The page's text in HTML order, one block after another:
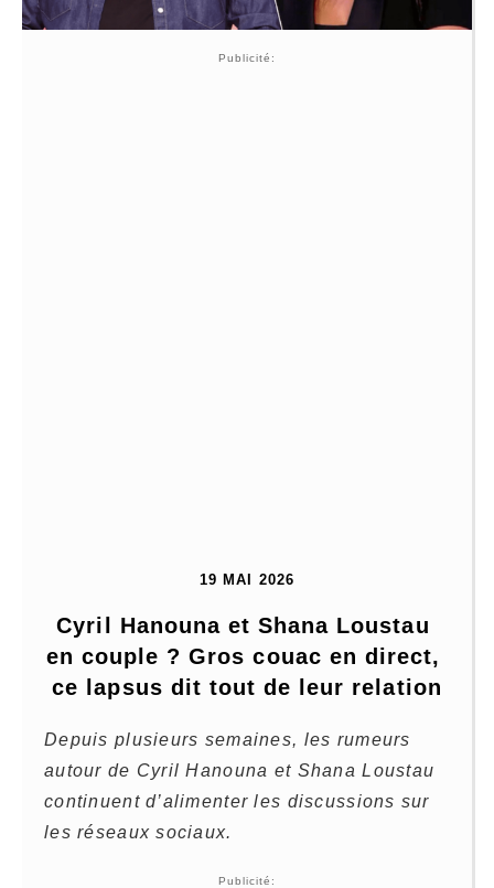
Publicité:
19 MAI 2026
Cyril Hanouna et Shana Loustau
en couple ? Gros couac en direct,
ce lapsus dit tout de leur relation
Depuis plusieurs semaines, les rumeurs
autour de Cyril Hanouna et Shana Loustau
continuent d’alimenter les discussions sur
les réseaux sociaux.
Publicité: